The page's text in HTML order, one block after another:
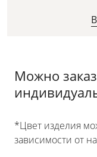
Можно
*Цвет изделия
зависимости от